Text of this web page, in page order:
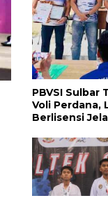
PBVSI Sulbar
Voli Perdana,
Berlisensi